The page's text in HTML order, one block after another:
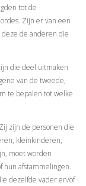
tot de
Zijn er van een
de anderen die
die deel uitmaken
van de tweede,
te bepalen tot welke
zijn de personen die
kleinkinderen,
moet worden
hun afstammelingen.
dezelfde vader en/of